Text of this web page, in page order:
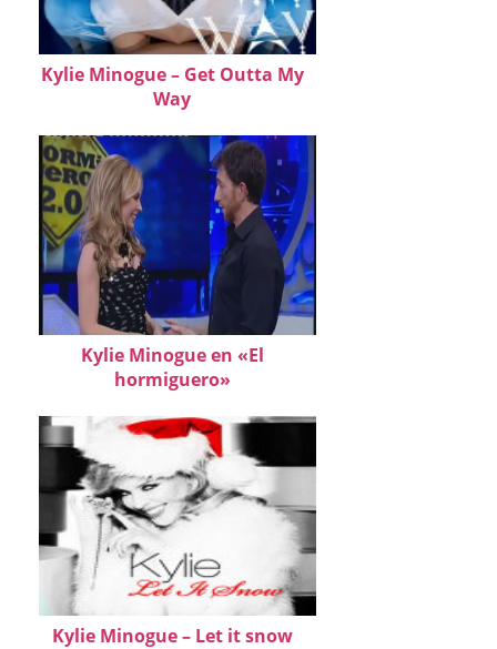
Kylie Minogue – Get Outta My
Way
Kylie Minogue en «El
hormiguero»
Kylie Minogue – Let it snow